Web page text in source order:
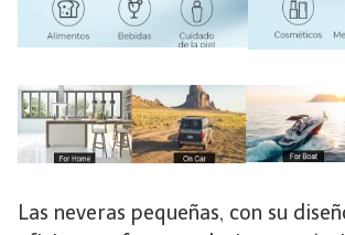
Las neveras pequeñas, con su